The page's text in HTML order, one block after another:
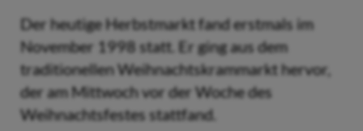
Der heutige Herbstmarkt fand erstmals im
November 1998 statt. Er ging aus dem
traditionellen Weihnachtskrammarkt hervor,
der am Mittwoch vor der Woche des
Weihnachtsfestes stattfand.